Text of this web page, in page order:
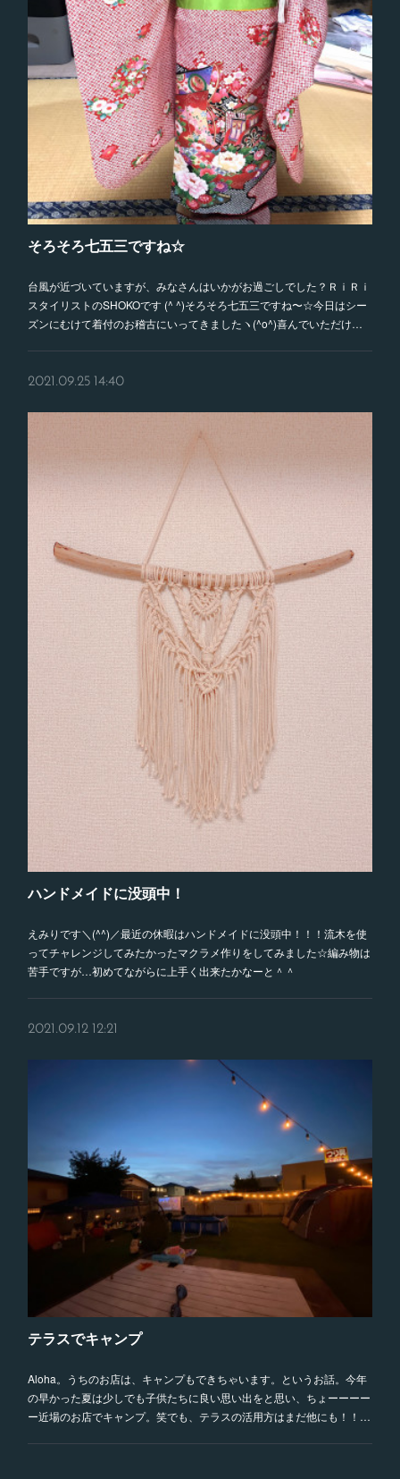
そろそろ七五三ですね☆
台風が近づいていますが、みなさんはいかがお過ごしでした？ＲｉＲｉ
スタイリストのSHOKOです (^ ^)そろそろ七五三ですね〜☆今日はシー
ズンにむけて着付のお稽古にいってきましたヽ(^o^)喜んでいただけ…
2021.09.25 14:40
ハンドメイドに没頭中！
えみりです＼(^^)／最近の休暇はハンドメイドに没頭中！！！流木を使
ってチャレンジしてみたかったマクラメ作りをしてみました☆編み物は
苦手ですが…初めてながらに上手く出来たかなーと＾＾
2021.09.12 12:21
テラスでキャンプ
Aloha。うちのお店は、キャンプもできちゃいます。というお話。今年
の早かった夏は少しでも子供たちに良い思い出をと思い、ちょーーーー
ー近場のお店でキャンプ。笑でも、テラスの活用方はまだ他にも！！…